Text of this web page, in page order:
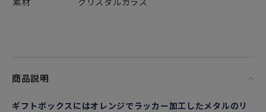
商品説明
ギフトボックスにはオレンジでラッカー加工したメタルのリ